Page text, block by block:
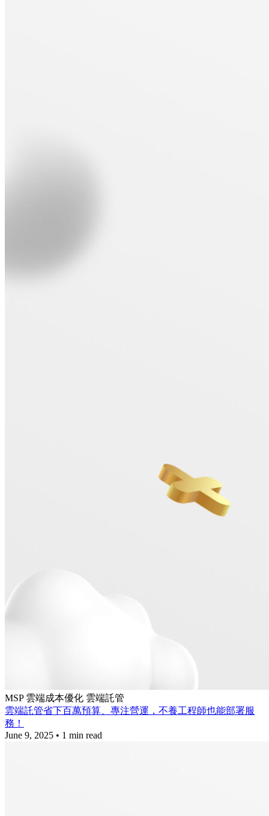
MSP 雲端成本優化 雲端託管
雲端託管省下百萬預算、專注營運，不養工程師也能部署服
務！
June 9, 2025 • 1 min read